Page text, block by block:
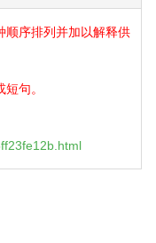
顺序排列并加以解释供
句。